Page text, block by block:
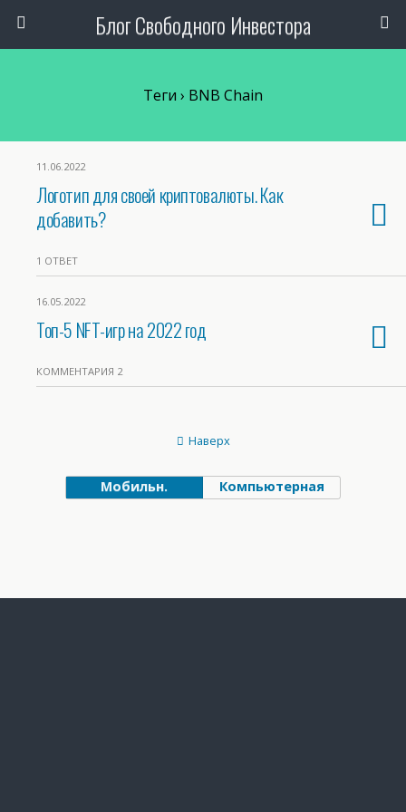
Блог Свободного Инвестора
Теги › BNB Chain
11.06.2022
Логотип для своей криптовалюты. Как
добавить?
1 ОТВЕТ
16.05.2022
Топ-5 NFT-игр на 2022 год
КОММЕНТАРИЯ 2
Наверх
Мобильн. Компьютерная